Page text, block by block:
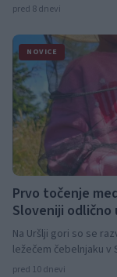
pred 8 dnevi
NOVICE
Prvo točenje
Sloveniji odlično
Na Uršlji gori so se
ležečem čebelnjaku v
pred 10 dnevi